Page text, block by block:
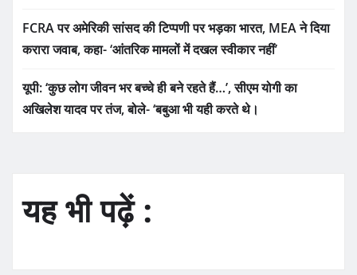
FCRA पर अमेरिकी सांसद की टिप्पणी पर भड़का भारत, MEA ने दिया
करारा जवाब, कहा- ‘आंतरिक मामलों में दखल स्वीकार नहीं’
यूपी: ‘कुछ लोग जीवन भर बच्चे ही बने रहते हैं…’, सीएम योगी का
अखिलेश यादव पर तंज, बोले- ‘बबुआ भी यही करते थे।
यह भी पढ़ें :